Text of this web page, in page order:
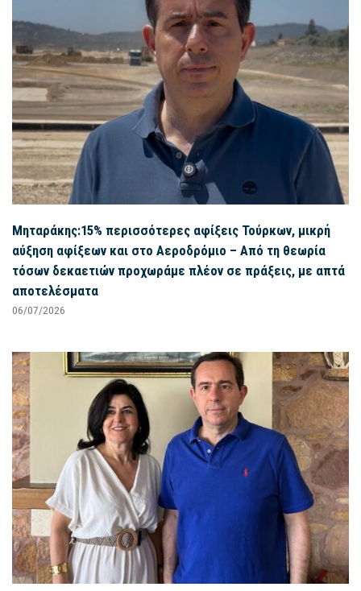
Μηταράκης:15% περισσότερες αφίξεις Τούρκων, μικρή
αύξηση αφίξεων και στο Αεροδρόμιο – Από τη θεωρία
τόσων δεκαετιών προχωράμε πλέον σε πράξεις, με απτά
αποτελέσματα
06/07/2026